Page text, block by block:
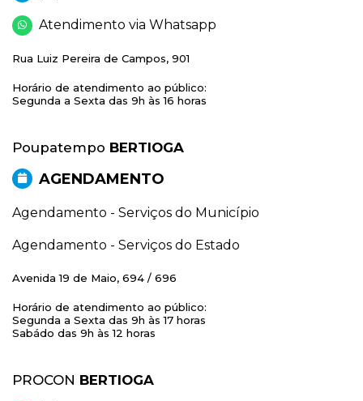
Atendimento via Whatsapp
Rua Luiz Pereira de Campos, 901
Horário de atendimento ao público:
Segunda a Sexta das 9h às 16 horas
Poupatempo BERTIOGA
AGENDAMENTO
Agendamento - Serviços do Município
Agendamento - Serviços do Estado
Avenida 19 de Maio, 694 / 696
Horário de atendimento ao público:
Segunda a Sexta das 9h às 17 horas
Sabádo das 9h às 12 horas
PROCON BERTIOGA